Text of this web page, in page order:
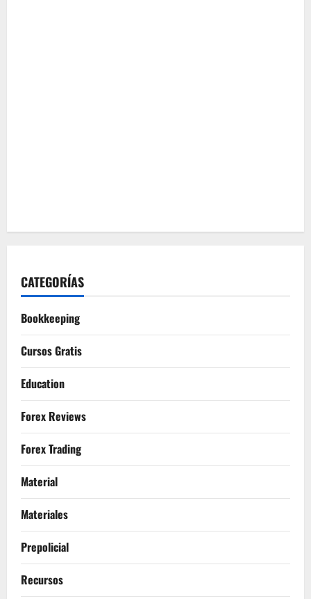
CATEGORÍAS
Bookkeeping
Cursos Gratis
Education
Forex Reviews
Forex Trading
Material
Materiales
Prepolicial
Recursos